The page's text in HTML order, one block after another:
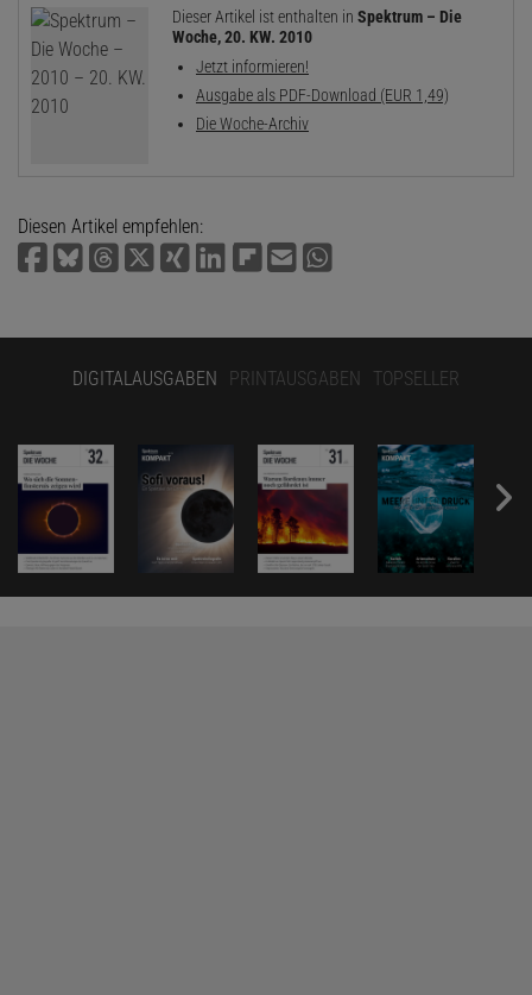
Dieser Artikel ist enthalten in Spektrum – Die
Woche, 20. KW. 2010
Jetzt informieren!
Ausgabe als PDF-Download (EUR 1,49)
Die Woche-Archiv
Diesen Artikel empfehlen:
DIGITALAUSGABEN PRINTAUSGABEN TOPSELLER